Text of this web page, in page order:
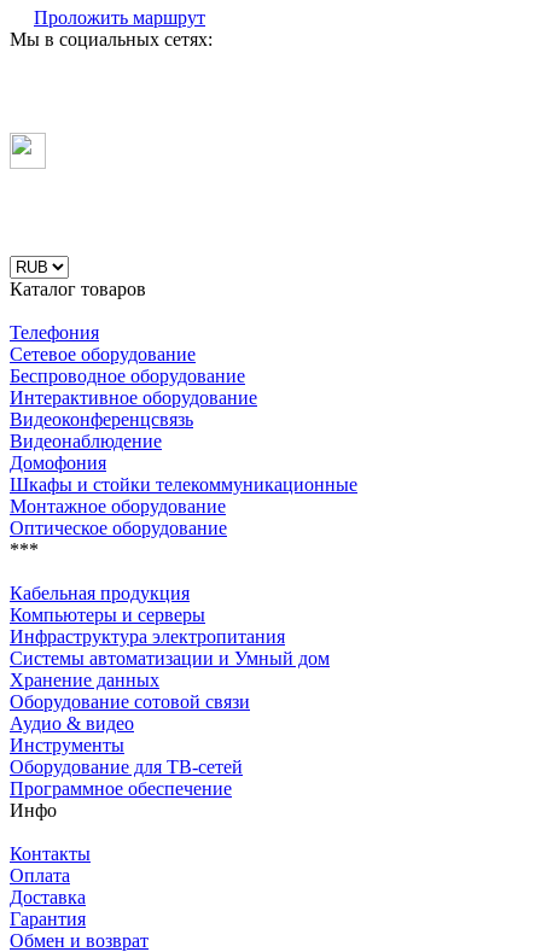
Проложить маршрут
Мы в социальных сетях:
Каталог товаров
Телефония
Сетевое оборудование
Беспроводное оборудование
Интерактивное оборудование
Видеоконференцсвязь
Видеонаблюдение
Домофония
Шкафы и стойки телекоммуникационные
Монтажное оборудование
Оптическое оборудование
***
Кабельная продукция
Компьютеры и серверы
Инфраструктура электропитания
Системы автоматизации и Умный дом
Хранение данных
Оборудование сотовой связи
Аудио & видео
Инструменты
Оборудование для ТВ-сетей
Программное обеспечение
Инфо
Контакты
Оплата
Доставка
Гарантия
Обмен и возврат